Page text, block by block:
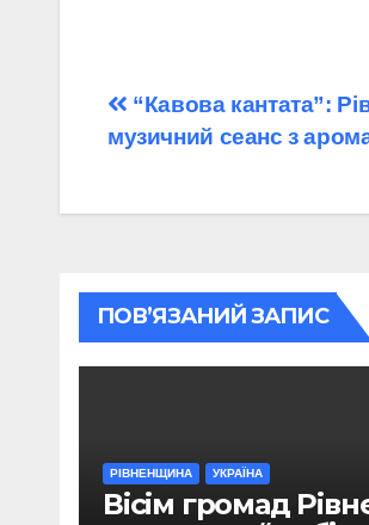
Навігація
записів
“Кавова кантата”:
музичний сеанс з
ПОВ’ЯЗАНИЙ ЗАПИС
РІВНЕНЩИНА УКРАЇНА
Вісім громад